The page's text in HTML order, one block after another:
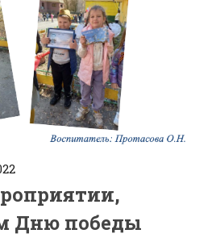
Дню победы